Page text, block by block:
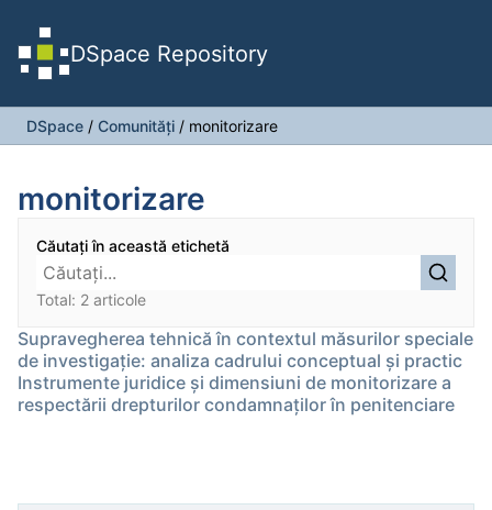
DSpace Repository
DSpace / Comunități / monitorizare
monitorizare
Căutați în această etichetă
Total: 2 articole
Supravegherea tehnică în contextul măsurilor speciale
de investigație: analiza cadrului conceptual și practic
Instrumente juridice şi dimensiuni de monitorizare a
respectării drepturilor condamnaţilor în penitenciare